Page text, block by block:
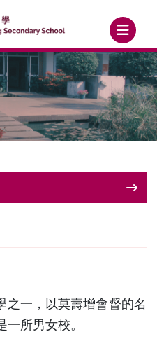
之一，以莫壽增會督的名
所男女校。